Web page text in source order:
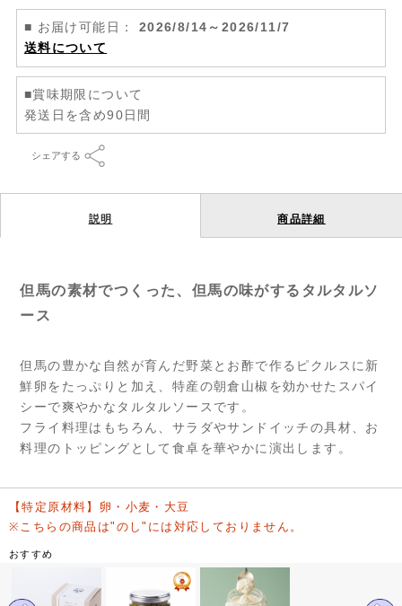
■ お届け可能日： 2026/8/14～2026/11/7
送料について
■賞味期限について
発送日を含め90日間
シェアする
説明 商品詳細
但馬の素材でつくった、但馬の味がするタルタルソ
ース
但馬の豊かな自然が育んだ野菜とお酢で作るピクルスに新
鮮卵をたっぷりと加え、特産の朝倉山椒を効かせたスパイ
シーで爽やかなタルタルソースです。
フライ料理はもちろん、サラダやサンドイッチの具材、お
料理のトッピングとして食卓を華やかに演出します。
【特定原材料】卵・小麦・大豆
※こちらの商品は"のし"には対応しておりません。
おすすめ